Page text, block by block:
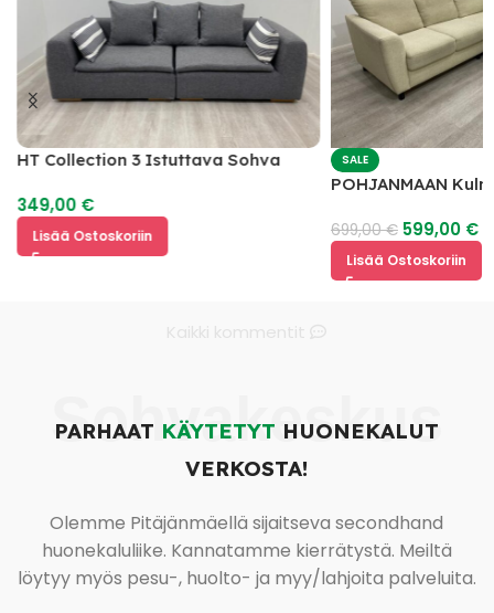
HT Collection 3 Istuttava Sohva
349,00 €
Lisää Ostoskoriin
SALE
POHJANMAAN
699,00€ 599,00 €
Lisää Ostoskoriin
Sohvakeskus
PARHAAT KÄYTETYT HUONEKALUT
VERKOSTA!
Olemme Pitäjänmäellä sijaitseva secondhand
huonekaluliike. Kannatamme kierrätystä. Meiltä
löytyy myös pesu-, huolto- ja myy/lahjoita palveluita.